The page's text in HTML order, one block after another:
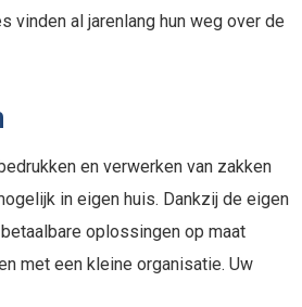
vinden al jarenlang hun weg over de
en verwerken van zakken
in eigen huis. Dankzij de eigen
oplossingen op maat
met een kleine organisatie. Uw